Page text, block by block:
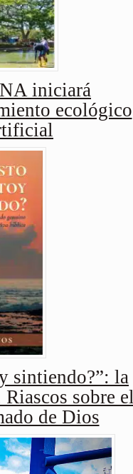
iniciará
ecológico
sintiendo?”: la
sobre el
de Dios